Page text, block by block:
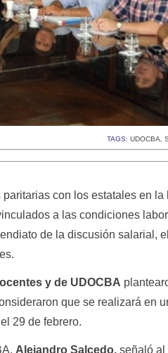
TAGS:UDOCBA ,
con los estatales en la
a las condiciones
de la discusión salarial,
y de UDOCBA
que se realizará en
29 de febrero.
Alejandro Salcedo,señaló al